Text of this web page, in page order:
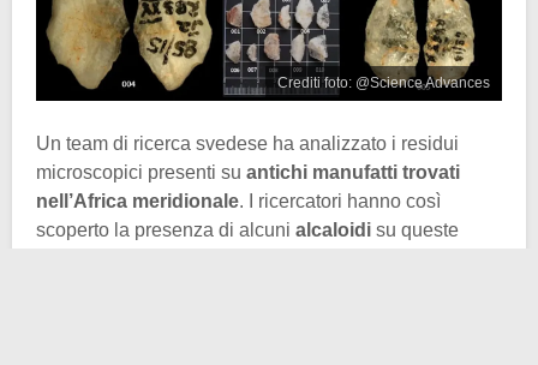
Crediti foto: @Science Advances
Un team di ricerca svedese ha analizzato i residui
microscopici presenti su antichi manufatti trovati
nell’Africa meridionale. I ricercatori hanno così
scoperto la presenza di alcuni alcaloidi su queste